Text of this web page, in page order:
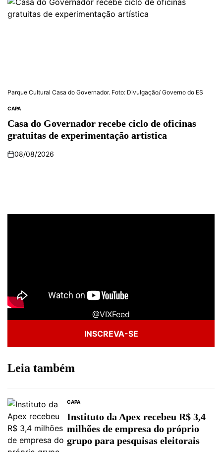
Parque Cultural Casa do Governador. Foto: Divulgação/ Governo do ES
POSTED
CAPA
Casa do Governador recebe ciclo de oficinas
gratuitas de experimentação artística
08/08/2026
@VIXFeed
INSCREVA-SE
Leia também
POSTED
CAPA
Instituto da Apex recebeu R$ 3,4
milhões de empresa do próprio
grupo para pesquisas eleitorais